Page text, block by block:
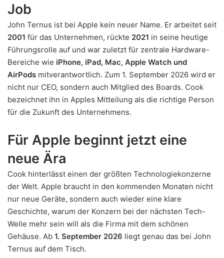
Job
John Ternus ist bei Apple kein neuer Name. Er arbeitet seit
2001 für das Unternehmen, rückte 2021 in seine heutige
Führungsrolle auf und war zuletzt für zentrale Hardware-
Bereiche wie iPhone, iPad, Mac, Apple Watch und
AirPods mitverantwortlich. Zum 1. September 2026 wird er
nicht nur CEO, sondern auch Mitglied des Boards. Cook
bezeichnet ihn in Apples Mitteilung als die richtige Person
für die Zukunft des Unternehmens.
Für Apple beginnt jetzt eine
neue Ära
Cook hinterlässt einen der größten Technologiekonzerne
der Welt. Apple braucht in den kommenden Monaten nicht
nur neue Geräte, sondern auch wieder eine klare
Geschichte, warum der Konzern bei der nächsten Tech-
Welle mehr sein will als die Firma mit dem schönen
Gehäuse. Ab 1. September 2026 liegt genau das bei John
Ternus auf dem Tisch.